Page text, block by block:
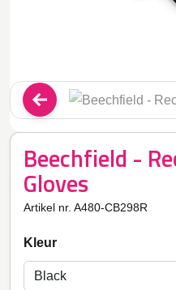
Beechfield -
Gloves
Artikel nr. A480-CB298R
Kleur